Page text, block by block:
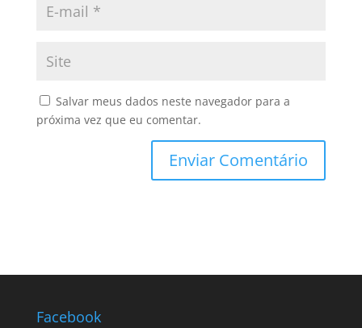
Salvar meus dados neste navegador para a
próxima vez que eu comentar.
Facebook